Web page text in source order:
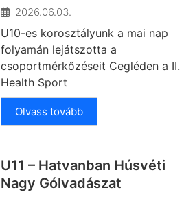
2026.06.03.
U10-es korosztályunk a mai nap
folyamán lejátszotta a
csoportmérkőzéseit Cegléden a II.
Health Sport
Olvass tovább
U11 – Hatvanban Húsvéti
Nagy Gólvadászat